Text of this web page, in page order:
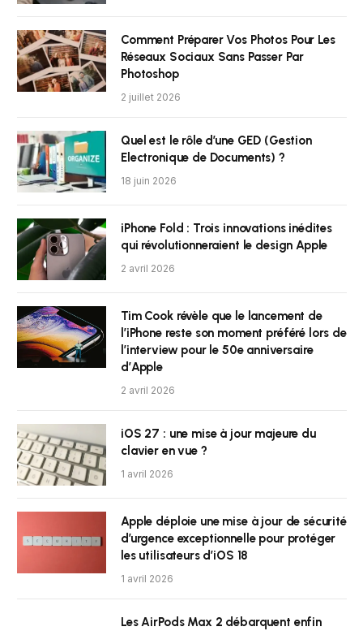
Comment Préparer Vos Photos Pour Les
Réseaux Sociaux Sans Passer Par
Photoshop
2 juillet 2026
Quel est le rôle d’une GED (Gestion
Electronique de Documents) ?
18 juin 2026
iPhone Fold : Trois innovations inédites
qui révolutionneraient le design Apple
2 avril 2026
Tim Cook révèle que le lancement de
l’iPhone reste son moment préféré lors de
l’interview pour le 50e anniversaire
d’Apple
2 avril 2026
iOS 27 : une mise à jour majeure du
clavier en vue ?
1 avril 2026
Apple déploie une mise à jour de sécurité
d’urgence exceptionnelle pour protéger
les utilisateurs d’iOS 18
1 avril 2026
Les AirPods Max 2 débarquent enfin